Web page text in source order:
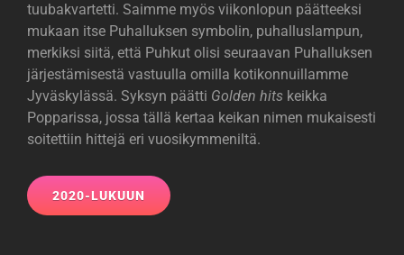
tuubakvartetti. Saimme myös viikonlopun päätteeksi
mukaan itse Puhalluksen symbolin, puhalluslampun,
merkiksi siitä, että Puhkut olisi seuraavan Puhalluksen
järjestämisestä vastuulla omilla kotikonnuillamme
Jyväskylässä. Syksyn päätti Golden hits keikka
Popparissa, jossa tällä kertaa keikan nimen mukaisesti
soitettiin hittejä eri vuosikymmeniltä.
2020-LUKUUN